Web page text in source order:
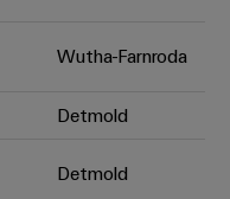
Praxisnahe
Wutha-Farnroda
Detmold
Detmold